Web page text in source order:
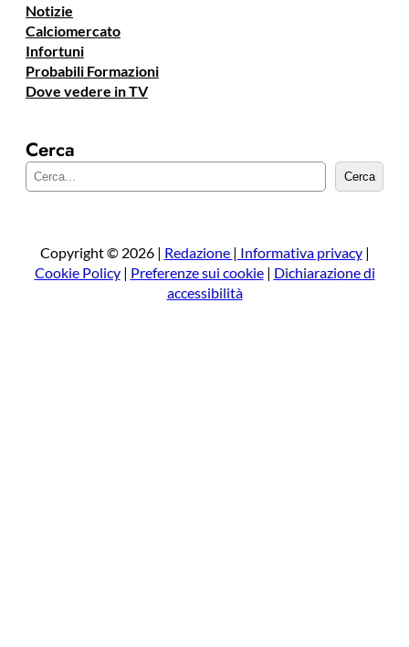
Notizie
Calciomercato
Infortuni
Probabili Formazioni
Dove vedere in TV
Cerca
e
a
Cerca
Copyright © 2026 | Redazione | Informativa privacy|
Cookie Policy| Preferenze sui cookie| Dichiarazione di
accessibilità